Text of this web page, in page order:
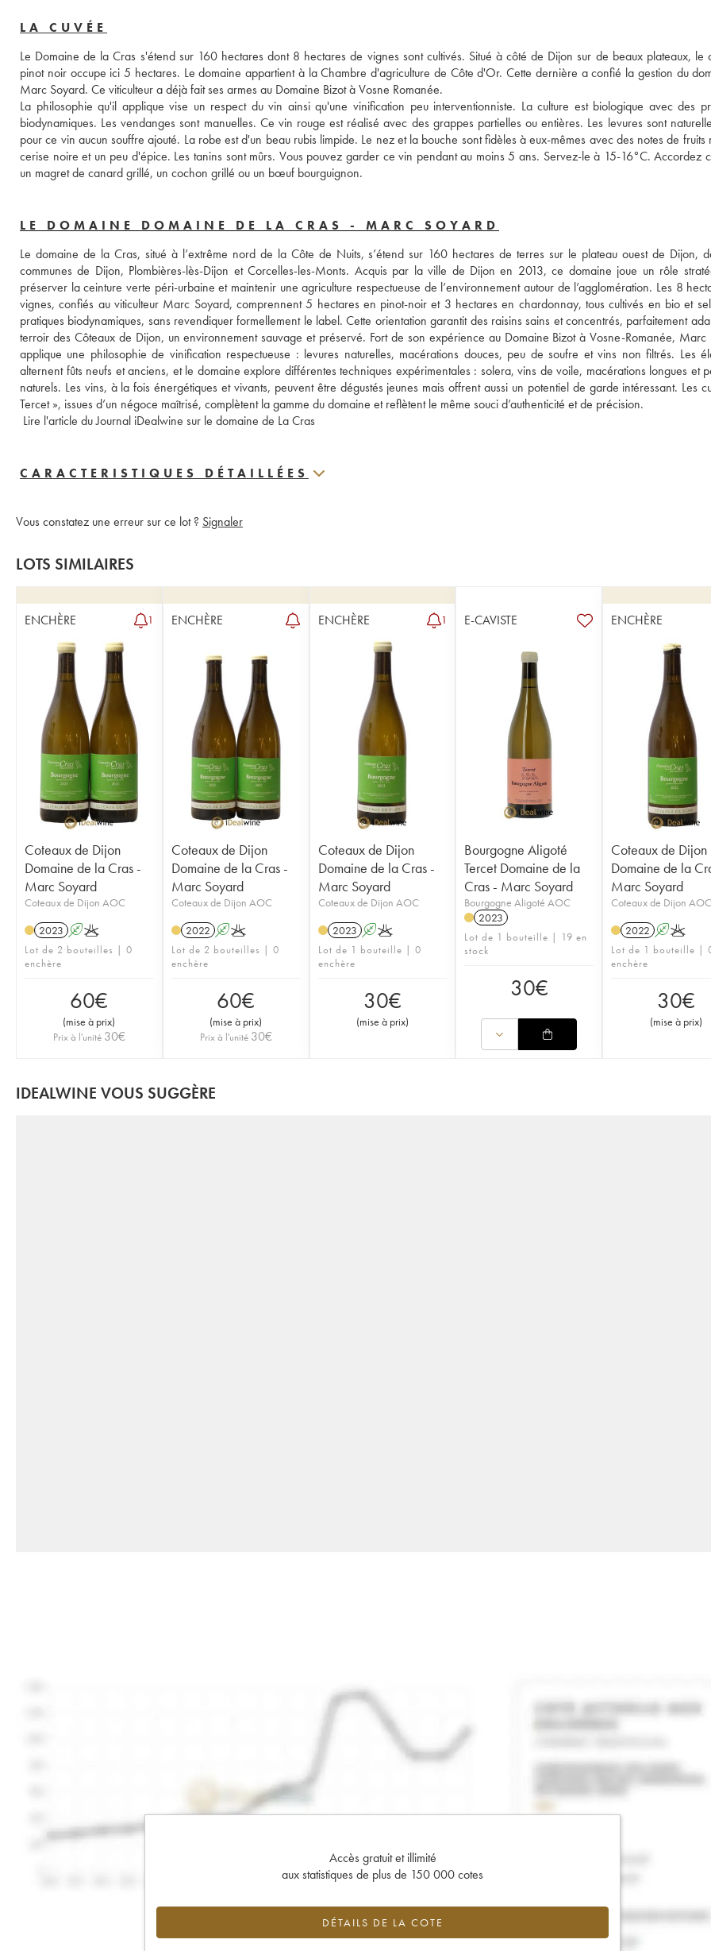
LA CUVÉE
Le Domaine de la Cras s'étend sur 160 hectares dont 8 hectares de vignes sont cultivés. Situé à côté de Dijon sur de beaux plateaux, le
pinot noir occupe ici 5 hectares. Le domaine appartient à la Chambre d'agriculture de Côte d'Or. Cette dernière a confié la gestion du
Marc Soyard. Ce viticulteur a déjà fait ses armes au Domaine Bizot à Vosne Romanée.
La philosophie qu'il applique vise un respect du vin ainsi qu'une vinification peu interventionniste. La culture est biologique avec des
biodynamiques. Les vendanges sont manuelles. Ce vin rouge est réalisé avec des grappes partielles ou entières. Les levures sont
pour ce vin aucun souffre ajouté. La robe est d'un beau rubis limpide. Le nez et la bouche sont fidèles à eux-mêmes avec des notes de fruits
cerise noire et un peu d'épice. Les tanins sont mûrs. Vous pouvez garder ce vin pendant au moins 5 ans. Servez-le à 15-16°C. Accordez
un magret de canard grillé, un cochon grillé ou un bœuf bourguignon.
LE DOMAINE DOMAINE DE LA CRAS - MARC SOYARD
Le domaine de la Cras, situé à l’extrême nord de la Côte de Nuits, s’étend sur 160 hectares de terres sur le plateau ouest de Dijon,
communes de Dijon, Plombières-lès-Dijon et Corcelles-les-Monts. Acquis par la ville de Dijon en 2013, ce domaine joue un rôle
préserver la ceinture verte péri-urbaine et maintenir une agriculture respectueuse de l’environnement autour de l’agglomération. Les 8
vignes, confiés au viticulteur Marc Soyard, comprennent 5 hectares en pinot-noir et 3 hectares en chardonnay, tous cultivés en bio et
pratiques biodynamiques, sans revendiquer formellement le label. Cette orientation garantit des raisins sains et concentrés, parfaitement
terroir des Côteaux de Dijon, un environnement sauvage et préservé. Fort de son expérience au Domaine Bizot à Vosne-Romanée, Marc
applique une philosophie de vinification respectueuse : levures naturelles, macérations douces, peu de soufre et vins non filtrés. Les
alternent fûts neufs et anciens, et le domaine explore différentes techniques expérimentales : solera, vins de voile, macérations longues et
naturels. Les vins, à la fois énergétiques et vivants, peuvent être dégustés jeunes mais offrent aussi un potentiel de garde intéressant. Les
Tercet », issues d’un négoce maîtrisé, complètent la gamme du domaine et reflètent le même souci d’authenticité et de précision.
Lire l'article du Journal iDealwine sur le domaine de La Cras
CARACTERISTIQUES DÉTAILLÉES
Vous constatez une erreur sur ce lot ? Signaler
LOTS SIMILAIRES
ENCHÈRE 1
Coteaux de Dijon
Domaine de la Cras -
Marc Soyard
Coteaux de Dijon AOC
2023 AK
Lot de 2 bouteilles | 0
enchère
60€
(mise à prix)
Prix à l'unité 30€
ENCHÈRE
Coteaux de Dijon
Domaine de la Cras -
Marc Soyard
Coteaux de Dijon AOC
2022 AK
Lot de 2 bouteilles | 0
enchère
60€
(mise à prix)
Prix à l'unité 30€
ENCHÈRE 1
Coteaux de Dijon
Domaine de la Cras -
Marc Soyard
Coteaux de Dijon AOC
2023 AK
Lot de 1 bouteille | 0
enchère
30€
(mise à prix)
E-CAVISTE
Bourgogne Aligoté
Tercet Domaine de la
Cras - Marc Soyard
Bourgogne Aligoté AOC
2023
Lot de 1 bouteille | 19 en
stock
30€
ENCHÈRE
Coteaux de Dijon
Domaine de la
Marc Soyard
Coteaux de Dijon
2022 AK
Lot de 1 bouteille |
enchère
30€
(mise à prix)
IDEALWINE VOUS SUGGÈRE
Accès gratuit et illimité
aux statistiques de plus de 150 000 cotes
DÉTAILS DE LA COTE